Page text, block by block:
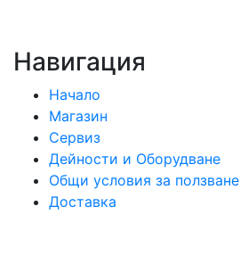
Навигация
Начало
Магазин
Сервиз
Дейности и Оборудване
Общи условия за ползване
Доставка